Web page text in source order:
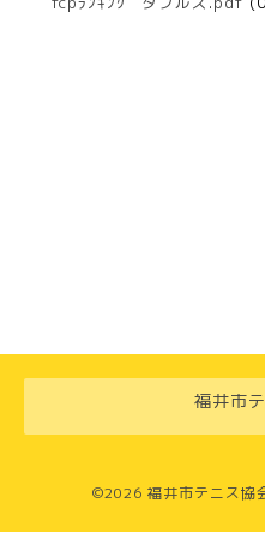
福井市
©2026 福井市テニス協